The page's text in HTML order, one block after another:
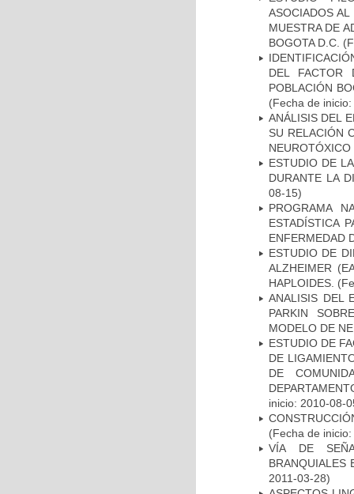
ASOCIADOS
MUESTRA DE
BOGOTA D.C.
DEL FACTOR
POBLACIÓN
(Fecha de
ANÁLISIS DEL
SU RELACIÓN
NEUROTÓXICO
ESTUDIO DE
DURANTE LA
08-15)
PROGRAMA
ESTADÍSTICA
ENFERMEDAD
ESTUDIO DE
ALZHEIMER
HAPLOIDES.
ANALISIS DEL
PARKIN
MODELO DE
ESTUDIO DE
DE
DE
inicio: 2010-08-
(Fecha de
VÍA DE
BRANQUIALES
2011-03-28)